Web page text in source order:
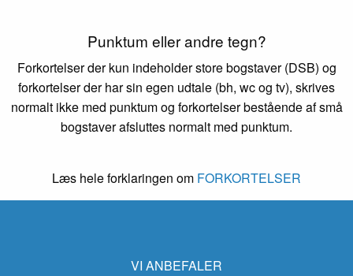
Punktum eller andre tegn?
Forkortelser der kun indeholder store bogstaver (DSB) og
forkortelser der har sin egen udtale (bh, wc og tv), skrives
normalt ikke med punktum og forkortelser bestående af små
bogstaver afsluttes normalt med punktum.
Læs hele forklaringen om FORKORTELSER
VI ANBEFALER